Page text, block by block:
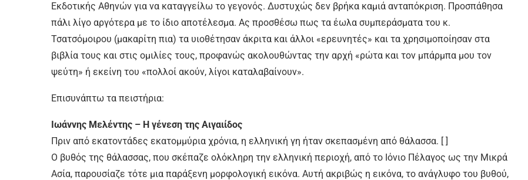
Εκδοτικής Αθηνών για να καταγγείλω το γεγονός. Δυστυχώς δεν βρήκα καμιά ανταπόκριση. Προσπάθησα
πάλι λίγο αργότερα με το ίδιο αποτέλεσμα. Ας προσθέσω πως τα έωλα συμπεράσματα του κ.
Τσατσόμοιρου (μακαρίτη πια) τα υιοθέτησαν άκριτα και άλλοι «ερευνητές» και τα χρησιμοποίησαν στα
βιβλία τους και στις ομιλίες τους, προφανώς ακολουθώντας την αρχή «ρώτα και τον μπάρμπα μου τον
ψεύτη» ή εκείνη του «πολλοί ακούν, λίγοι καταλαβαίνουν».
Επισυνάπτω τα πειστήρια:
Ιωάννης Μελέντης – Η γένεση της Αιγαιίδος
Πριν από εκατοντάδες εκατομμύρια χρόνια, η ελληνική γη ήταν σκεπασμένη από θάλασσα. [ ]
Ο βυθός της θάλασσας, που σκέπαζε ολόκληρη την ελληνική περιοχή, από το Ιόνιο Πέλαγος ως την Μικρά
Ασία, παρουσίαζε τότε μια παράξενη μορφολογική εικόνα. Αυτή ακριβώς η εικόνα, το ανάγλυφο του βυθού,